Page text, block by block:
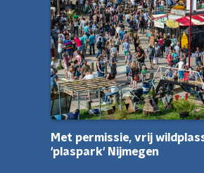
Met permissie, vrij
'plaspark' Nijmegen